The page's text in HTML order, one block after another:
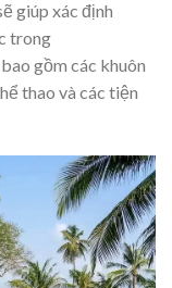
giúp xác định
trong
gồm các khuôn
thao và các tiện